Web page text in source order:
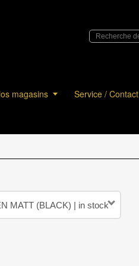
magasins Service / Contact
MATT (BLACK) | in stock